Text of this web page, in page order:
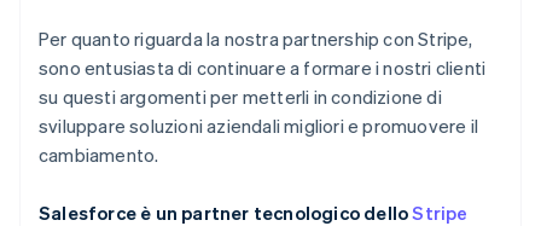
Per quanto riguarda la nostra partnership con Stripe,
sono entusiasta di continuare a formare i nostri clienti
su questi argomenti per metterli in condizione di
sviluppare soluzioni aziendali migliori e promuovere il
cambiamento.
Salesforce è un partner tecnologico delloStripe